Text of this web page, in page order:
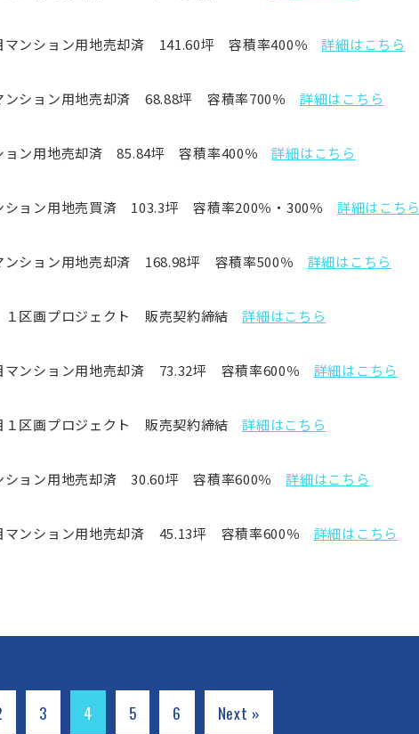
マンション用地売却済 141.60坪 容積率400％ 詳細はこちら
ンション用地売却済 68.88坪 容積率700％ 詳細はこちら
ョン用地売却済 85.84坪 容積率400％ 詳細はこちら
ション用地売買済 103.3坪 容積率200％・300％ 詳細はこちら
ンション用地売却済 168.98坪 容積率500％ 詳細はこちら
区画プロジェクト 販売契約締結 詳細はこちら
マンション用地売却済 73.32坪 容積率600％ 詳細はこちら
１区画プロジェクト 販売契約締結 詳細はこちら
ション用地売却済 30.60坪 容積率600％ 詳細はこちら
マンション用地売却済 45.13坪 容積率600％ 詳細はこちら
3 4 5 6 Next »